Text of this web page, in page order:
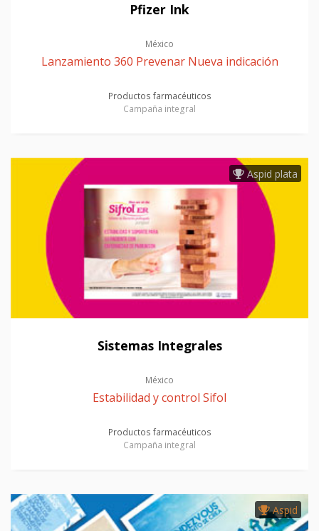
Pfizer Ink
México
Lanzamiento 360 Prevenar Nueva indicación
Productos farmacéuticos
Campaña integral
Aspid plata
Sistemas Integrales
México
Estabilidad y control Sifol
Productos farmacéuticos
Campaña integral
Aspid